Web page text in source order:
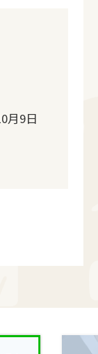
月9日